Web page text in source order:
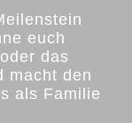
euch
das
macht den
als Familie